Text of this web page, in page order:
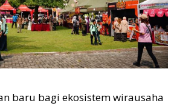
baru bagi ekosistem wirausaha